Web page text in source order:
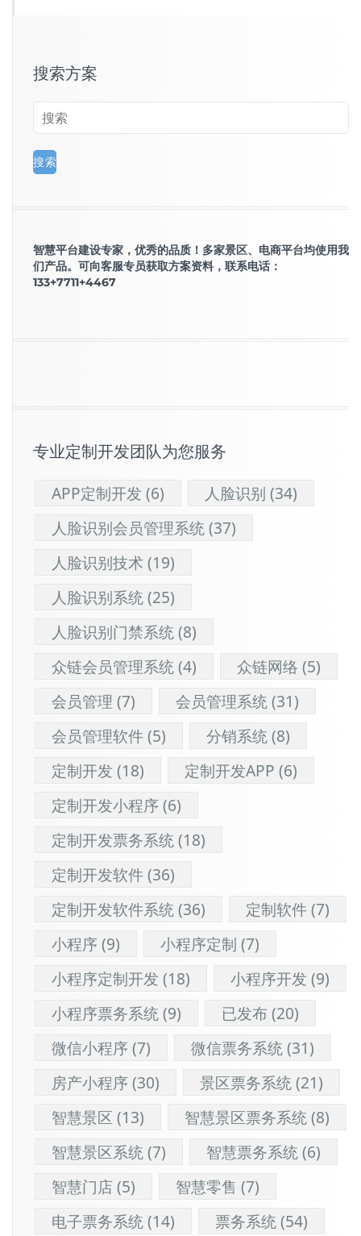
搜索方案
智慧平台建设专家，优秀的品质！多家景区、电商平台均使用我
们产品。可向客服专员获取方案资料，联系电话：
133+7711+4467
专业定制开发团队为您服务
APP定制开发 (6) 人脸识别 (34)
人脸识别会员管理系统(37)
人脸识别技术(19)
人脸识别系统(25)
人脸识别门禁系统(8)
众链会员管理系统(4) 众链网络 (5)
会员管理 (7) 会员管理系统(31)
会员管理软件(5) 分销系统(8)
定制开发 (18) 定制开发APP (6)
定制开发小程序(6)
定制开发票务系统(18)
定制开发软件(36)
定制开发软件系统(36) 定制软件(7)
小程序(9) 小程序定制 (7)
小程序定制开发 (18) 小程序开发 (9)
小程序票务系统(9) 已发布(20)
微信小程序(7) 微信票务系统(31)
房产小程序(30) 景区票务系统(21)
智慧景区 (13) 智慧景区票务系统(8)
智慧景区系统(7) 智慧票务系统(6)
智慧门店(5) 智慧零售 (7)
电子票务系统(14) 票务系统(54)